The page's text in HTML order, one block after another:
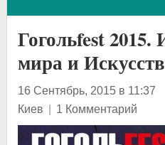
Гогольfest
мира и
16 Сентябрь, 2015 в 11:37
Киев | 1 Комментарий